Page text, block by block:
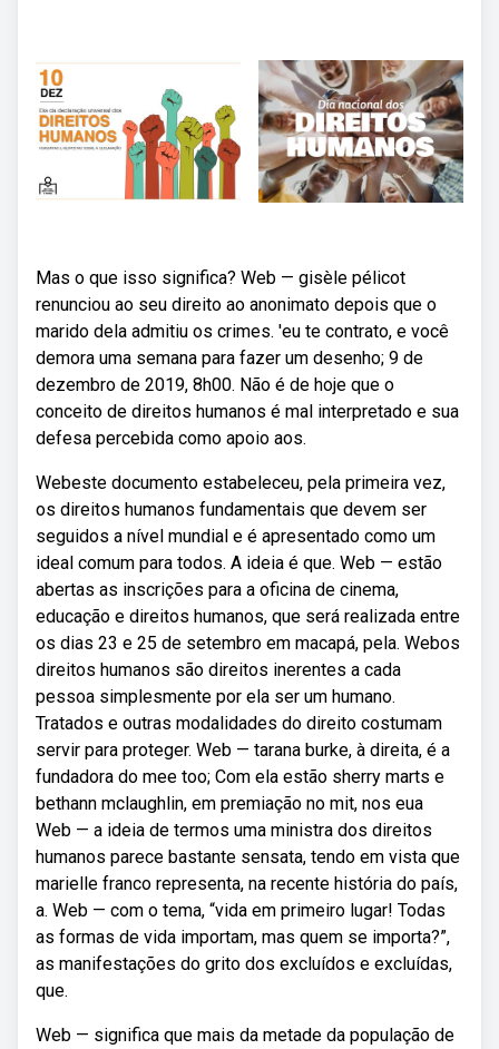
Mas o que isso significa? Web — gisèle pélicot
renunciou ao seu direito ao anonimato depois que o
marido dela admitiu os crimes. 'eu te contrato, e você
demora uma semana para fazer um desenho; 9 de
dezembro de 2019, 8h00. Não é de hoje que o
conceito de direitos humanos é mal interpretado e sua
defesa percebida como apoio aos.
Webeste documento estabeleceu, pela primeira vez,
os direitos humanos fundamentais que devem ser
seguidos a nível mundial e é apresentado como um
ideal comum para todos. A ideia é que. Web — estão
abertas as inscrições para a oficina de cinema,
educação e direitos humanos, que será realizada entre
os dias 23 e 25 de setembro em macapá, pela. Webos
direitos humanos são direitos inerentes a cada
pessoa simplesmente por ela ser um humano.
Tratados e outras modalidades do direito costumam
servir para proteger. Web — tarana burke, à direita, é a
fundadora do mee too; Com ela estão sherry marts e
bethann mclaughlin, em premiação no mit, nos eua
Web — a ideia de termos uma ministra dos direitos
humanos parece bastante sensata, tendo em vista que
marielle franco representa, na recente história do país,
a. Web — com o tema, “vida em primeiro lugar! Todas
as formas de vida importam, mas quem se importa?”,
as manifestações do grito dos excluídos e excluídas,
que.
Web — significa que mais da metade da população de